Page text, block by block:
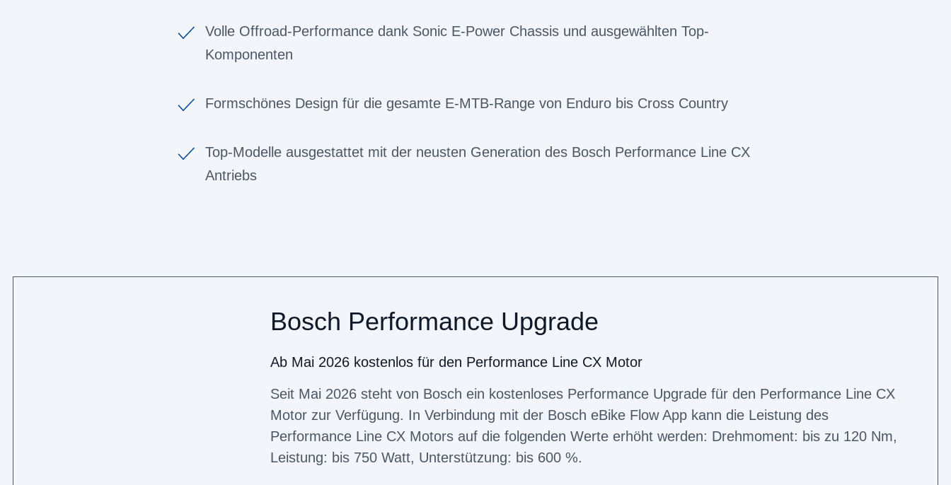
Volle Offroad-Performance dank Sonic E-Power Chassis und ausgewählten Top-
Komponenten
Formschönes Design für die gesamte E-MTB-Range von Enduro bis Cross Country
Top-Modelle ausgestattet mit der neusten Generation des Bosch Performance Line CX
Antriebs
Bosch Performance Upgrade
Ab Mai 2026 kostenlos für den Performance Line CX Motor
Seit Mai 2026 steht von Bosch ein kostenloses Performance Upgrade für den Performance Line CX
Motor zur Verfügung. In Verbindung mit der Bosch eBike Flow App kann die Leistung des
Performance Line CX Motors auf die folgenden Werte erhöht werden: Drehmoment: bis zu 120 Nm,
Leistung: bis 750 Watt, Unterstützung: bis 600 %.